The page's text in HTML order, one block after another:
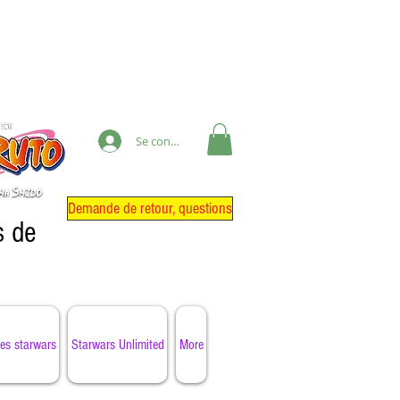
Se connecter
de
Demande de retour, questions
starwars Starwars Unlimited More